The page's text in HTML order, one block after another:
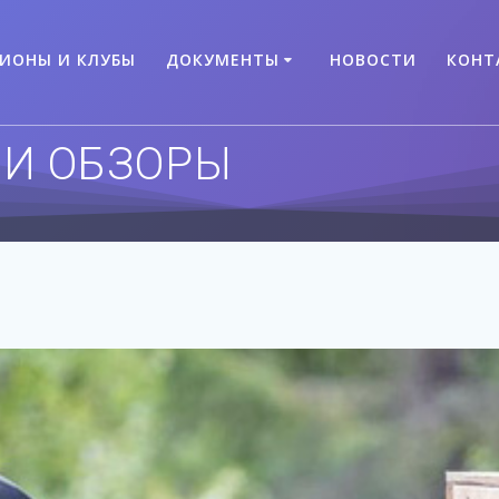
И КЛУБЫ ДОКУМЕНТЫ НОВОСТИ
ОБЗОРЫ